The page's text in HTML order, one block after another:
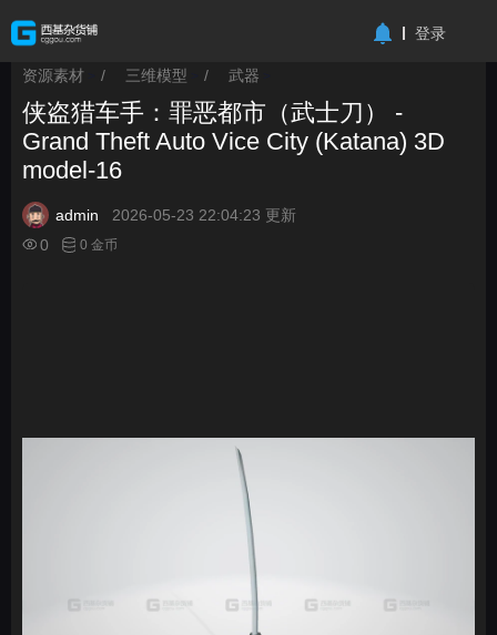
登录
资源素材 / 三维模型 / 武器
侠盗猎车手：罪恶都市（武士刀） -
Grand Theft Auto Vice City (Katana) 3D
model-16
admin
2026-05-23 22:04:23 更新
0
0 金币